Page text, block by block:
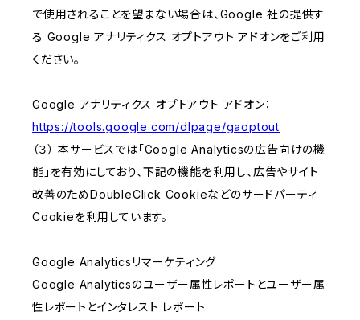
で使用されることを望まない場合は、Google 社の提供す
る Google アナリティクス オプトアウト アドオンをご利用
ください。
Google アナリティクス オプトアウト アドオン：
https://tools.google.com/dlpage/gaoptout
（３） 本サービスでは「Google Analyticsの広告向けの機
能」を有効にしており、下記の機能を利用し、広告やサイト
改善のためDoubleClick Cookieなどのサードパーティ
Cookieを利用しています。
Google Analyticsリマーケティング
Google Analyticsのユーザー属性レポートとユーザー属
性レポートとインタレスト レポート